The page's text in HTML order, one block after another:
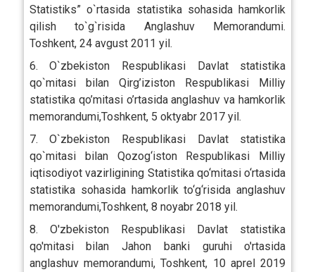
Statistiks” o`rtasida statistika sohasida hamkorlik
qilish to`g`risida Anglashuv Memorandumi.
Toshkent, 24 avgust 2011 yil.
6. O`zbekiston Respublikasi Davlat statistika
qo`mitasi bilan Qirg’iziston Respublikasi Milliy
statistika qo’mitasi o’rtasida anglashuv va hamkorlik
memorandumi,Toshkent, 5 oktyabr 2017 yil.
7. O`zbekiston Respublikasi Davlat statistika
qo`mitasi bilan Qozog‘iston Respublikasi Milliy
iqtisodiyot vazirligining Statistika qo‘mitasi o‘rtasida
statistika sohasida hamkorlik to‘g‘risida anglashuv
memorandumi,Toshkent, 8 noyabr 2018 yil.
8. O'zbekiston Respublikasi Davlat statistika
qo'mitasi bilan Jahon banki guruhi o'rtasida
anglashuv memorandumi, Toshkent, 10 aprel 2019